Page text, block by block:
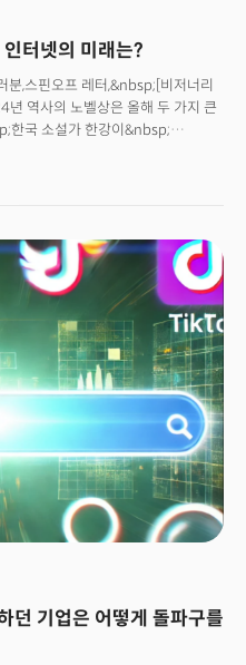
터넷의 미래는?
,스핀오프 레터,&nbsp;[비저너리
역사의 노벨상은 올해 두 가지 큰
한국 소설가 한강이&nbsp;
를 선정한 것은 2012년 중국 작가
는 역대 18번째죠.&nbsp;노벨
의 대가로 꼽히는 존 홉필드
다 토론토대 교수가 선정됐습니다.
과학은 학문이었고, 기술은 이
로 평가절하됐죠. 컴퓨터 과학자는
드 와이드 웹 프로토콜이나
않았고,&nbsp;래리 페이지와
리즘으로 노벨상을 수상하지
세 분야 중 두 분야 수상자가
학을 건드린&nbsp;첫번째
모든 과학을 바꿔 놓은 인공지능
죠.&nbsp;실리콘밸리에서는
다. 그 시작은&nbsp;또 다시&nbsp;
조 절대반지, 오우라 '링4' 출격...
vs 샌프란시스코“2025년 AI발 퀀텀
기업은 어떻게 돌파구를